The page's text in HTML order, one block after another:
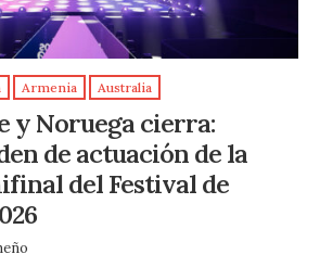
Armenia Australia
y Noruega cierra:
de actuación de la
del Festival de